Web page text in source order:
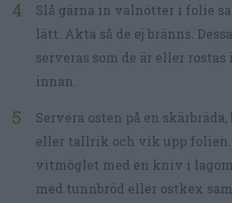
Slå gärna in valnötter i folie
lätt. Akta så de ej bränns.
serveras som de är eller
innan.
Servera osten på en
eller tallrik och vik upp folien.
vitmöglet med en kniv i
med tunnbröd eller ostkex